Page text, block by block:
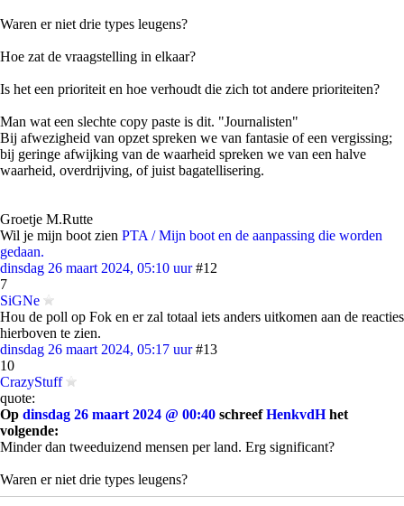
Waren er niet drie types leugens?
Hoe zat de vraagstelling in elkaar?
Is het een prioriteit en hoe verhoudt die zich tot andere prioriteiten?
Man wat een slechte copy paste is dit. "Journalisten"
Bij afwezigheid van opzet spreken we van fantasie of een vergissing;
bij geringe afwijking van de waarheid spreken we van een halve
waarheid, overdrijving, of juist bagatellisering.
Groetje M.Rutte
Wil je mijn boot zien PTA / Mijn boot en de aanpassing die worden
gedaan.
dinsdag 26 maart 2024, 05:10 uur #12
7
SiGNe
Hou de poll op Fok en er zal totaal iets anders uitkomen aan de reacties
hierboven te zien.
dinsdag 26 maart 2024, 05:17 uur #13
10
CrazyStuff
quote:
Op dinsdag 26 maart 2024 @ 00:40 schreefHenkvdHhet
volgende:
Minder dan tweeduizend mensen per land. Erg significant?
Waren er niet drie types leugens?